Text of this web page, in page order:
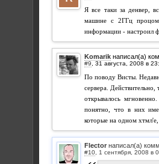
Я все таки за денвер,
машине с 2ГГц процом
информации - настроил
Komarik написал(а)
#9
По поводу Висты.
сервера.
открывалось
понятно, что в них
которые на одном
Flector написал(а)
#10